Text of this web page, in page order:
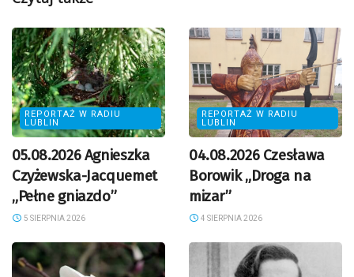
REPORTAŻ W RADIU
LUBLIN
05.08.2026 Agnieszka
Czyżewska-Jacquemet
„Pełne gniazdo”
5 SIERPNIA 2026
REPORTAŻ W RADIU
LUBLIN
04.08.2026 Czesława
Borowik „Droga na
mizar”
4 SIERPNIA 2026